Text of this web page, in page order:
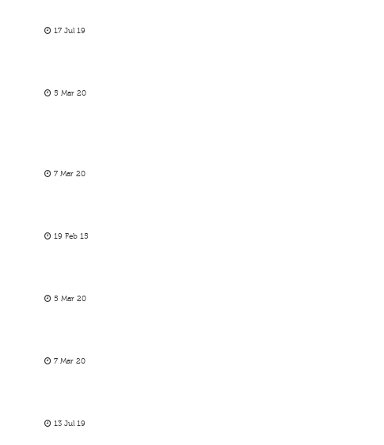
17 Jul 19
5 Mar 20
7 Mar 20
19 Feb 15
5 Mar 20
7 Mar 20
13 Jul 19